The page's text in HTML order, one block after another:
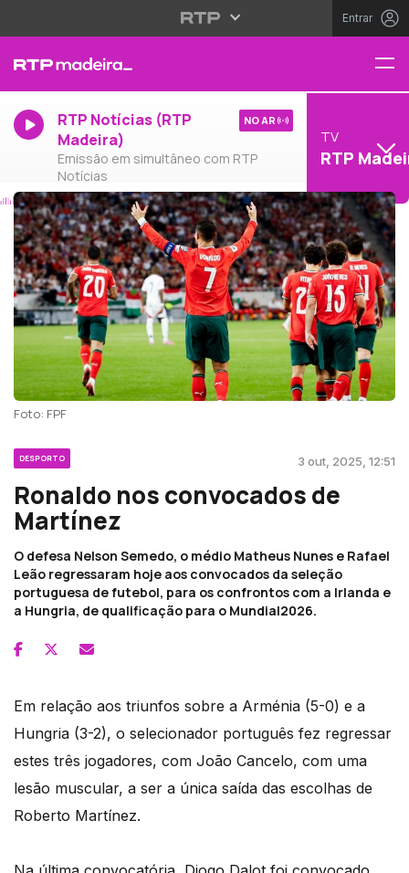
Entrar
RTP Notícias (RTP
Madeira)
Emissão em simultâneo com RTP
Notícias
NO AR
TV
RTP
Foto: FPF
DESPORTO 3 out, 2025, 12:51
Ronaldo nos convocados de
Martínez
O defesa Nelson Semedo, o médio Matheus Nunes e Rafael
Leão regressaram hoje aos convocados da seleção
portuguesa de futebol, para os confrontos com a Irlanda e
a Hungria, de qualificação para o Mundial2026.
Em relação aos triunfos sobre a Arménia (5-0) e a
Hungria (3-2), o selecionador português fez regressar
estes três jogadores, com João Cancelo, com uma
lesão muscular, a ser a única saída das escolhas de
Roberto Martínez.